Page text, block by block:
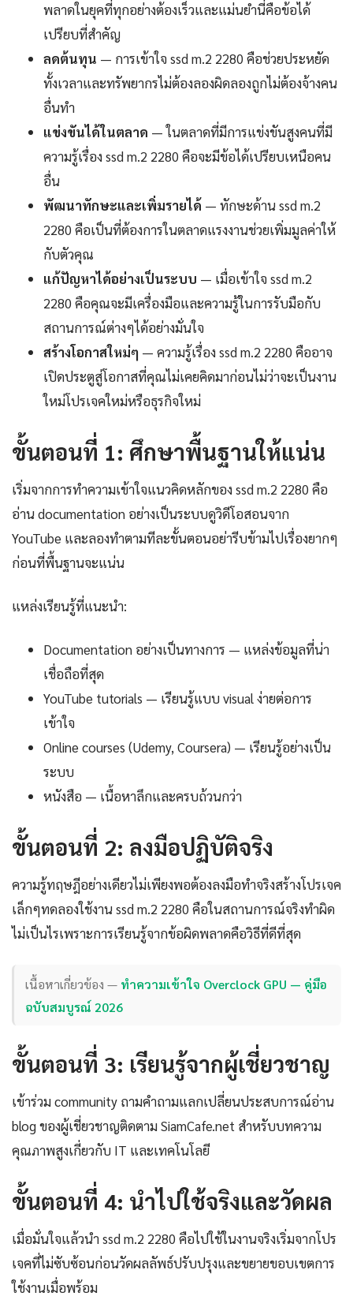
พลาดในยุคที่ทุกอย่างต้องเร็วและแม่นยำนี่คือข้อได้
เปรียบที่สำคัญ
ลดต้นทุน — การเข้าใจ ssd m.2 2280 คือช่วยประหยัด
ทั้งเวลาและทรัพยากรไม่ต้องลองผิดลองถูกไม่ต้องจ้างคน
อื่นทำ
แข่งขันได้ในตลาด — ในตลาดที่มีการแข่งขันสูงคนที่มี
ความรู้เรื่อง ssd m.2 2280 คือจะมีข้อได้เปรียบเหนือคน
อื่น
พัฒนาทักษะและเพิ่มรายได้ — ทักษะด้าน ssd m.2
2280 คือเป็นที่ต้องการในตลาดแรงงานช่วยเพิ่มมูลค่าให้
กับตัวคุณ
แก้ปัญหาได้อย่างเป็นระบบ — เมื่อเข้าใจ ssd m.2
2280 คือคุณจะมีเครื่องมือและความรู้ในการรับมือกับ
สถานการณ์ต่างๆได้อย่างมั่นใจ
สร้างโอกาสใหม่ๆ — ความรู้เรื่อง ssd m.2 2280 คืออาจ
เปิดประตูสู่โอกาสที่คุณไม่เคยคิดมาก่อนไม่ว่าจะเป็นงาน
ใหม่โปรเจคใหม่หรือธุรกิจใหม่
ขั้นตอนที่ 1: ศึกษาพื้นฐานให้แน่น
เริ่มจากการทำความเข้าใจแนวคิดหลักของ ssd m.2 2280 คือ
อ่าน documentation อย่างเป็นระบบดูวิดีโอสอนจาก
YouTube และลองทำตามทีละขั้นตอนอย่ารีบข้ามไปเรื่องยากๆ
ก่อนที่พื้นฐานจะแน่น
แหล่งเรียนรู้ที่แนะนำ:
Documentation อย่างเป็นทางการ — แหล่งข้อมูลที่น่า
เชื่อถือที่สุด
YouTube tutorials — เรียนรู้แบบ visual ง่ายต่อการ
เข้าใจ
Online courses (Udemy, Coursera) — เรียนรู้อย่างเป็น
ระบบ
หนังสือ — เนื้อหาลึกและครบถ้วนกว่า
ขั้นตอนที่ 2: ลงมือปฏิบัติจริง
ความรู้ทฤษฎีอย่างเดียวไม่เพียงพอต้องลงมือทำจริงสร้างโปรเจค
เล็กๆทดลองใช้งาน ssd m.2 2280 คือในสถานการณ์จริงทำผิด
ไม่เป็นไรเพราะการเรียนรู้จากข้อผิดพลาดคือวิธีที่ดีที่สุด
เนื้อหาเกี่ยวข้อง — ทำความเข้าใจ Overclock GPU — คู่มือ
ฉบับสมบูรณ์ 2026
ขั้นตอนที่ 3: เรียนรู้จากผู้เชี่ยวชาญ
เข้าร่วม community ถามคำถามแลกเปลี่ยนประสบการณ์อ่าน
blog ของผู้เชี่ยวชาญติดตาม SiamCafe.net สำหรับบทความ
คุณภาพสูงเกี่ยวกับ IT และเทคโนโลยี
ขั้นตอนที่ 4: นำไปใช้จริงและวัดผล
เมื่อมั่นใจแล้วนำ ssd m.2 2280 คือไปใช้ในงานจริงเริ่มจากโปร
เจคที่ไม่ซับซ้อนก่อนวัดผลลัพธ์ปรับปรุงและขยายขอบเขตการ
ใช้งานเมื่อพร้อม